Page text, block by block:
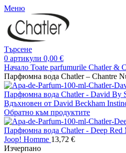
Меню
Търсене
0 артикули 0,00 €
Начало Toate parfumurile Chatler &
Парфюмна вода Chatler – Chantre
Парфюмна вода Chatler - David By
Вдъхновен от David Beckham
Обратно към продуктите
Парфюмна вода Chatler - Deep Red
Joop! Homme 13,72 €
Изчерпано